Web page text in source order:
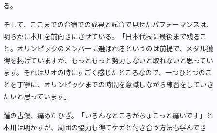
る。
そして、ここまでの合宿での成果と試合で見せたパフォーマンスは、
明らかに本川を前向きにさせている。「日本代表に最後まで残るこ
と。オリンピックのメンバーに選ばれるというのは前提で、メダル獲
得を掲げていますが、もっともっと努力しないと取れないと思ってい
ます。それはリオの時にすごく感じたところなので、一つひとつのこ
とを丁寧に、オリンピックまでの時間を意識しながら練習をしていき
たいと思っています」
踵の古傷、痛めたひざ。「いろんなところがちょこっと痛いです」と
本川は明かすが、周囲の協力も得てケガと付き合う方法も学んでき